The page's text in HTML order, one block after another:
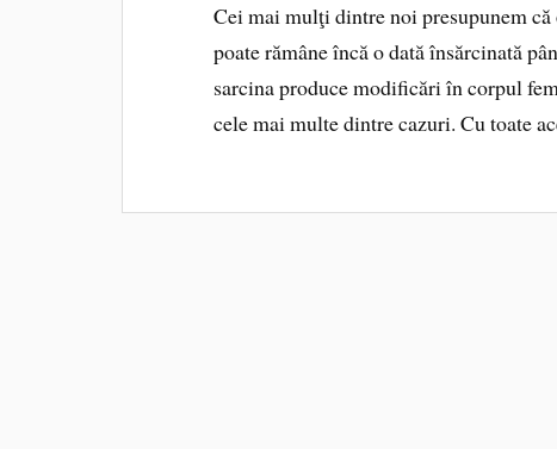
Cei mai mulţi dintre noi presupunem că
poate rămâne încă o dată însărcinată
sarcina produce modificări în corpul
cele mai multe dintre cazuri. Cu toate